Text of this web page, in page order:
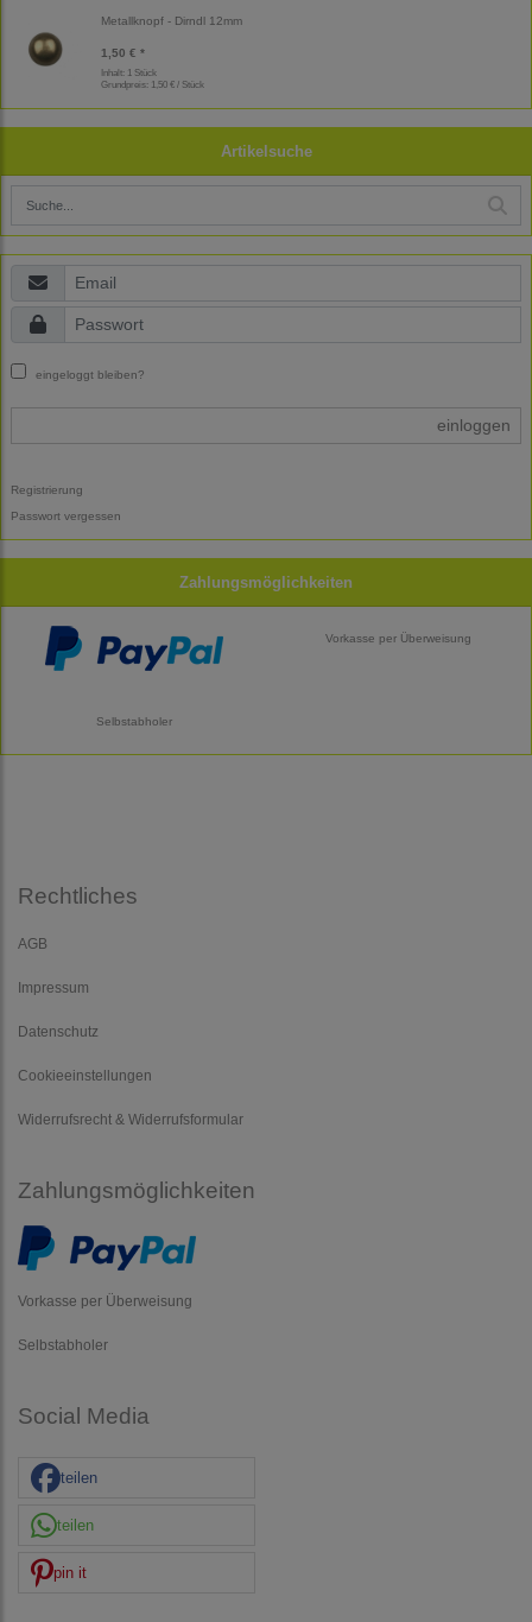
Metallknopf - Dirndl 12mm
1,50 € *
Inhalt: 1 Stück
Grundpreis: 1,50 € / Stück
Artikelsuche
eingeloggt bleiben?
einloggen
Registrierung
Passwort vergessen
Zahlungsmöglichkeiten
Vorkasse per Überweisung
Selbstabholer
Rechtliches
AGB
Impressum
Datenschutz
Cookieeinstellungen
Widerrufsrecht & Widerrufsformular
Zahlungsmöglichkeiten
Vorkasse per Überweisung
Selbstabholer
Social Media
teilen
teilen
pin it